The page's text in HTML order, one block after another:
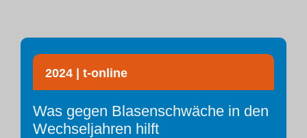
2024 | t-online
Was gegen Blasenschwäche in den
Wechseljahren hilft